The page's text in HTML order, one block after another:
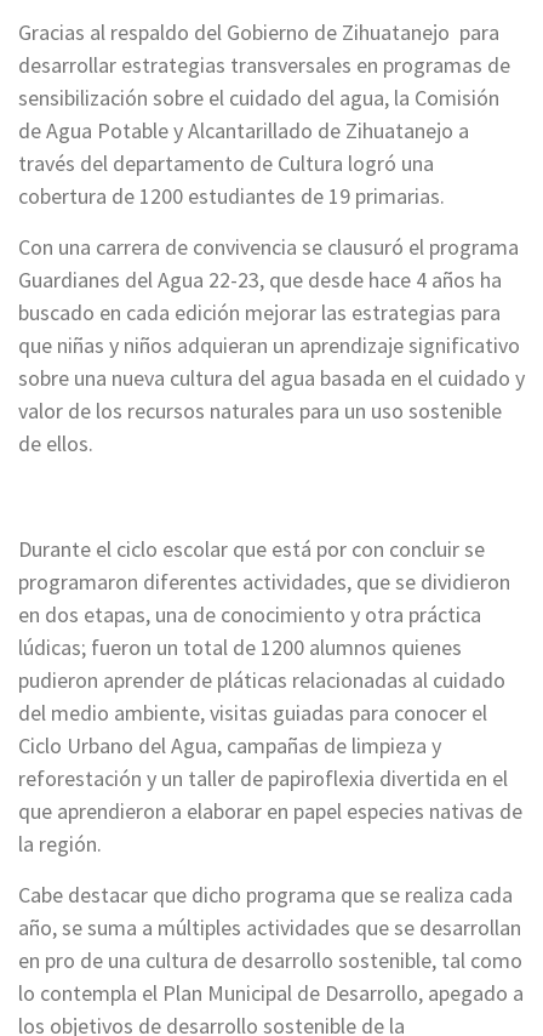
Gracias al respaldo del Gobierno de Zihuatanejo para
desarrollar estrategias transversales en programas de
sensibilización sobre el cuidado del agua, la Comisión
de Agua Potable y Alcantarillado de Zihuatanejo a
través del departamento de Cultura logró una
cobertura de 1200 estudiantes de 19 primarias.
Con una carrera de convivencia se clausuró el programa
Guardianes del Agua 22-23, que desde hace 4 años ha
buscado en cada edición mejorar las estrategias para
que niñas y niños adquieran un aprendizaje significativo
sobre una nueva cultura del agua basada en el cuidado y
valor de los recursos naturales para un uso sostenible
de ellos.
Durante el ciclo escolar que está por con concluir se
programaron diferentes actividades, que se dividieron
en dos etapas, una de conocimiento y otra práctica
lúdicas; fueron un total de 1200 alumnos quienes
pudieron aprender de pláticas relacionadas al cuidado
del medio ambiente, visitas guiadas para conocer el
Ciclo Urbano del Agua, campañas de limpieza y
reforestación y un taller de papiroflexia divertida en el
que aprendieron a elaborar en papel especies nativas de
la región.
Cabe destacar que dicho programa que se realiza cada
año, se suma a múltiples actividades que se desarrollan
en pro de una cultura de desarrollo sostenible, tal como
lo contempla el Plan Municipal de Desarrollo, apegado a
los objetivos de desarrollo sostenible de la